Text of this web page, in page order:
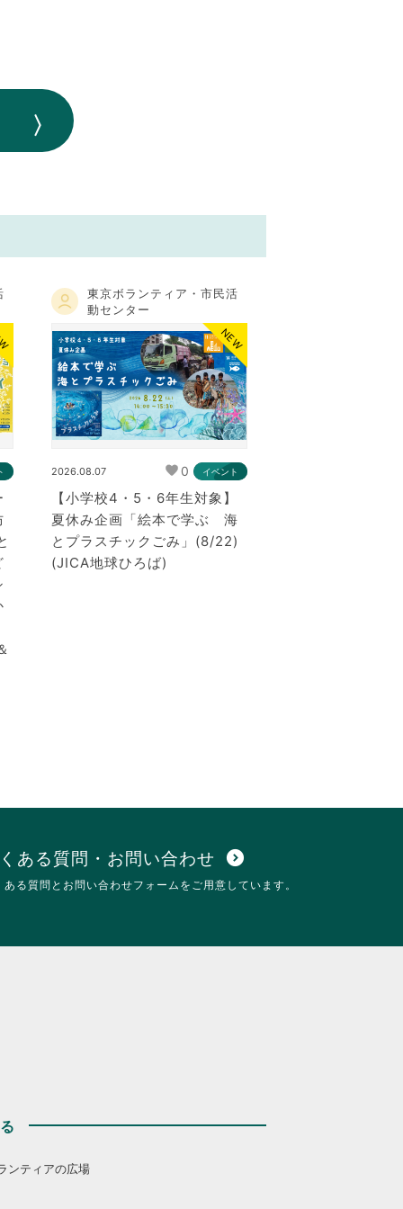
東京ボランティア・市民活
動センター
NEW
2026.08.07 0 イベント
【小学校4・5・6年生対象】
夏休み企画「絵本で学ぶ 海
とプラスチックごみ」(8/22)
(JICA地球ひろば)
ある質問・お問い合わせ expand_circle_down
ある質問とお問い合わせフォームをご用意しています。
ンティアの広場